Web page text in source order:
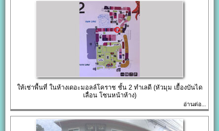
ให้เช่าพื้นที่ ในห้างเดอะมอลล์โคราช ชั้น 2 ทำเลดี (หัวมุม เยื้องบันได
เลื่อน โซนหน้าห้าง)
อ่านต่อ...